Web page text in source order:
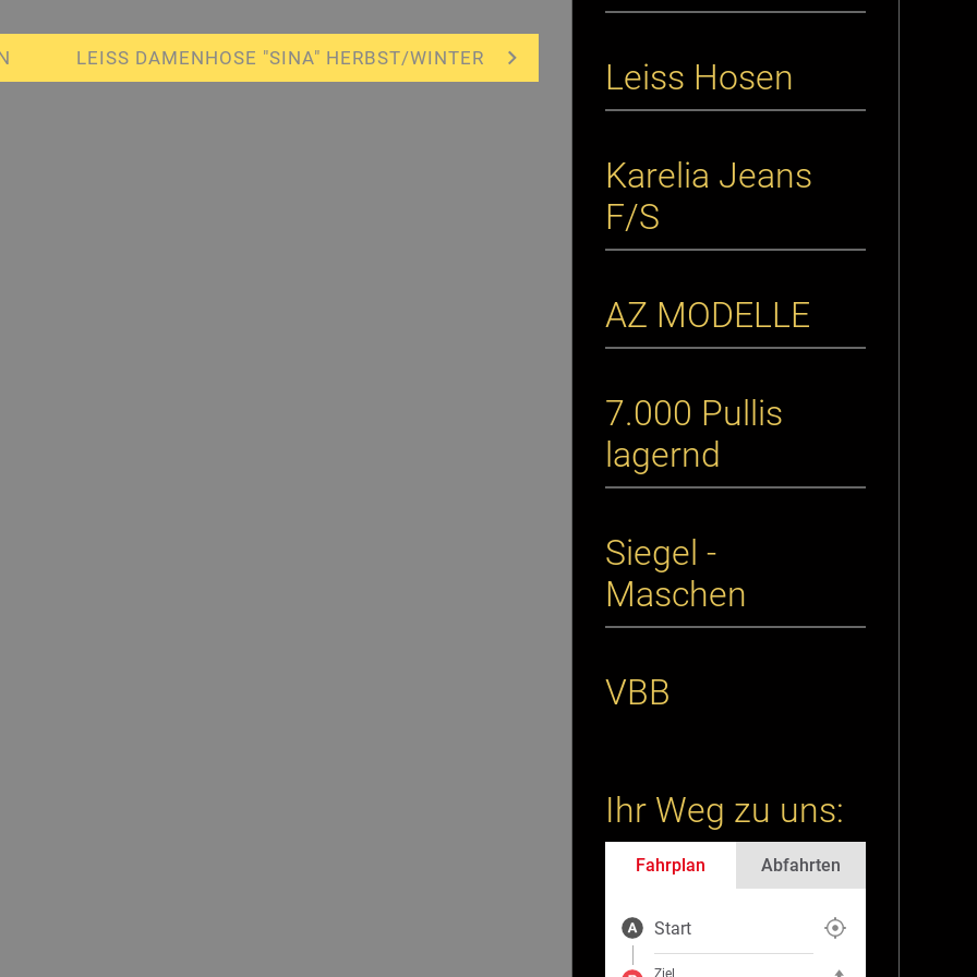
LEISS DAMENHOSE "SINA" HERBST/WINTER Leiss Hosen
Karelia Jeans
F/S
AZ MODELLE
7.000 Pullis
lagernd
Siegel -
Maschen
VBB
Ihr Weg zu uns:
Fahrplan Abfahrten
Start
Ziel